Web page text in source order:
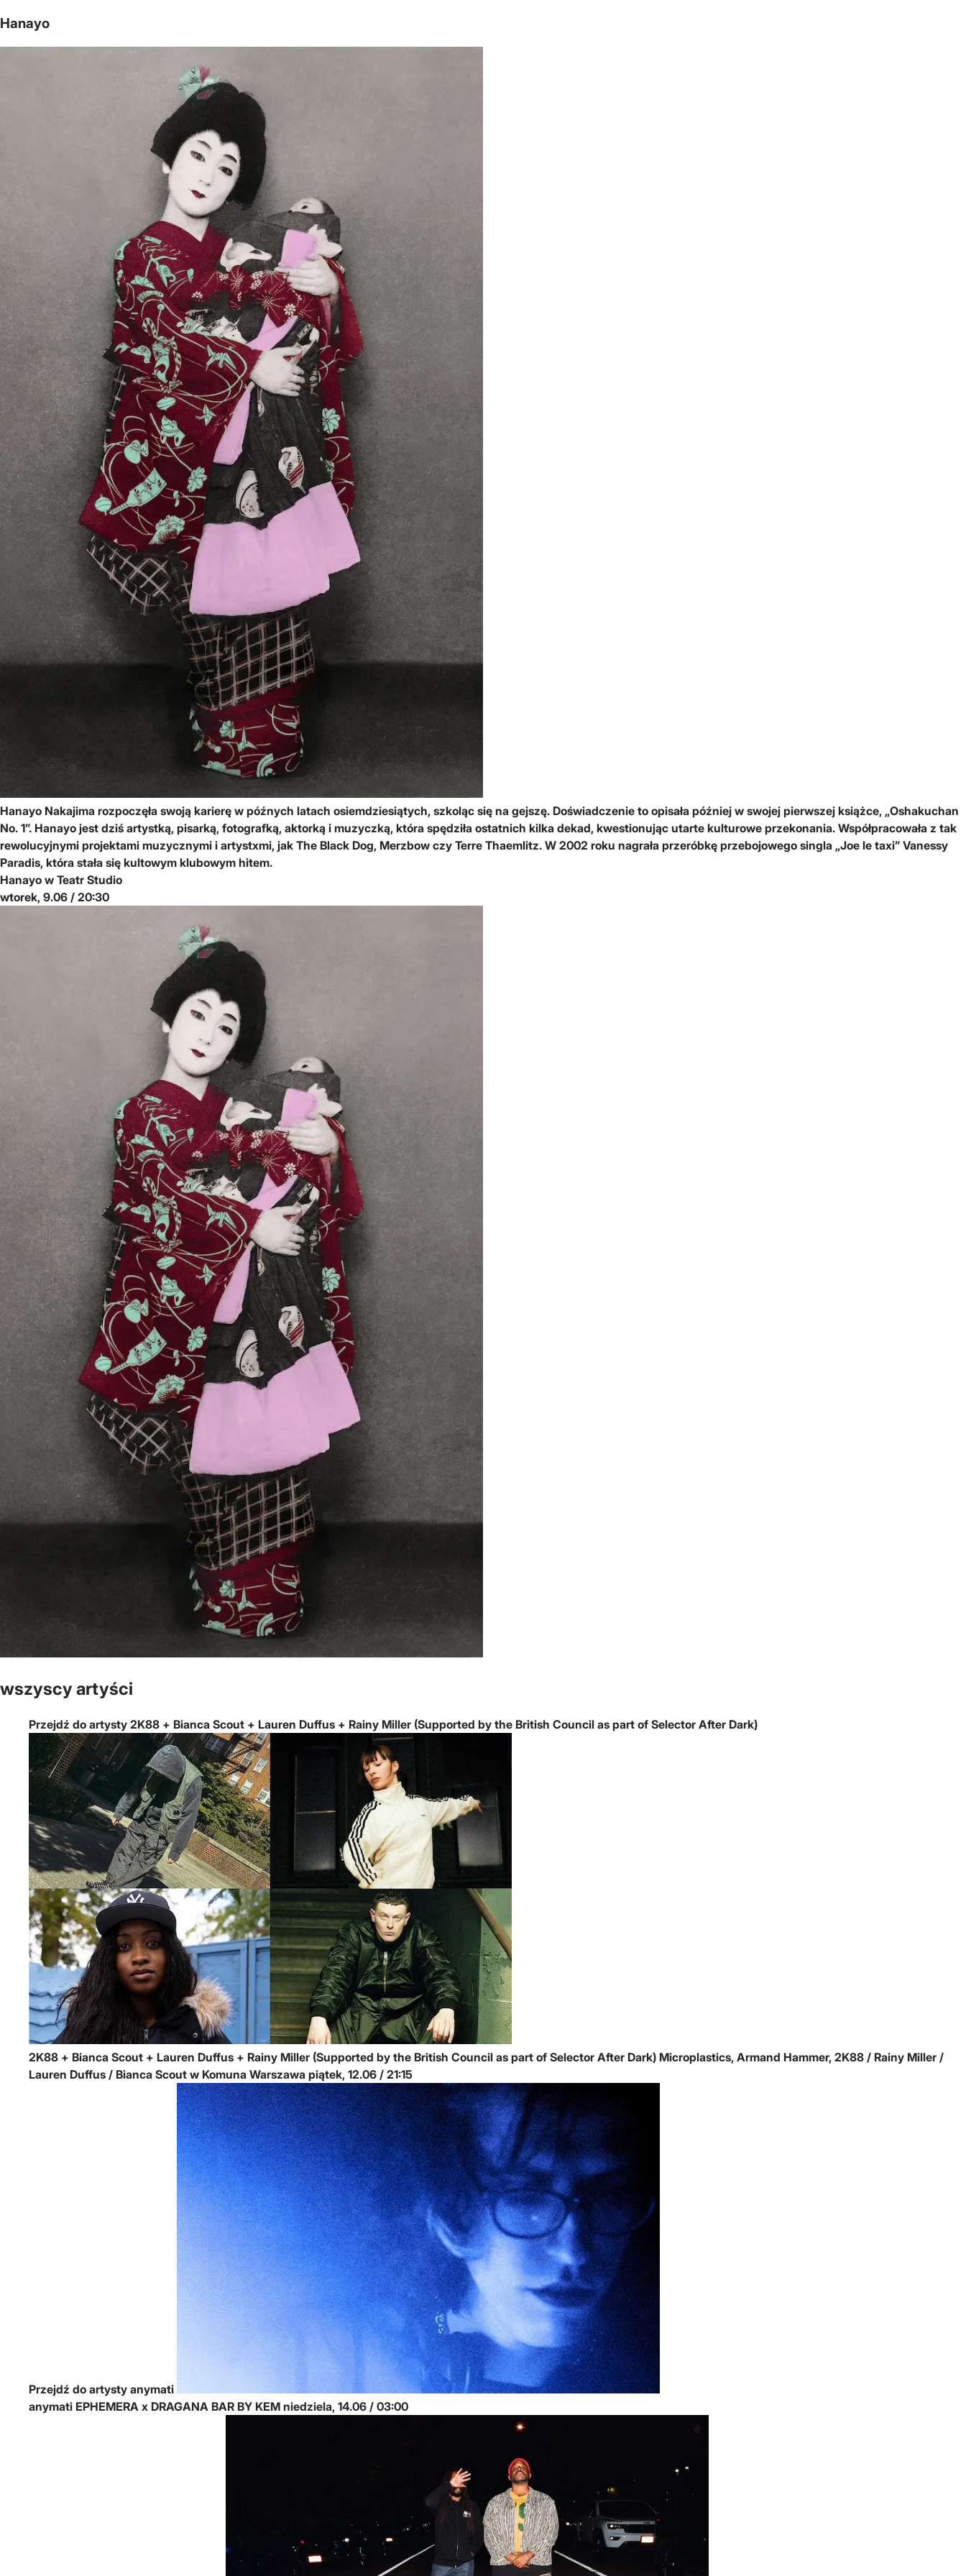
Hanayo
Hanayo Nakajima rozpoczęła swoją karierę w późnych latach osiemdziesiątych, szkoląc się na gejszę. Doświadczenie to opisała później w swojej pierwszej książce, „Oshakuchan
No. 1”. Hanayo jest dziś artystką, pisarką, fotografką, aktorką i muzyczką, która spędziła ostatnich kilka dekad, kwestionując utarte kulturowe przekonania. Współpracowała z tak
rewolucyjnymi projektami muzycznymi i artystxmi, jak The Black Dog, Merzbow czy Terre Thaemlitz. W 2002 roku nagrała przeróbkę przebojowego singla „Joe le taxi” Vanessy
Paradis, która stała się kultowym klubowym hitem.
Hanayo w Teatr Studio
wtorek, 9.06 / 20:30
wszyscy artyści
Przejdź do artysty 2K88 + Bianca Scout + Lauren Duffus + Rainy Miller (Supported by the British Council as part of Selector After Dark)
2K88 + Bianca Scout + Lauren Duffus + Rainy Miller (Supported by the British Council as part of Selector After Dark) Microplastics, Armand Hammer, 2K88 / Rainy Miller /
Lauren Duffus / Bianca Scout w Komuna Warszawa
piątek, 12.06 / 21:15
Przejdź do artysty anymati
anymati EPHEMERA x DRAGANA BAR BY KEM niedziela, 14.06 / 03:00